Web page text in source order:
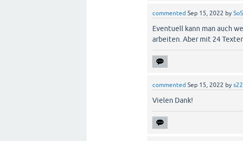
commented Sep 15, 2022 by
Eventuell kann man auch
arbeiten. Aber mit 24
commented Sep 15, 2022 by
Vielen Dank!